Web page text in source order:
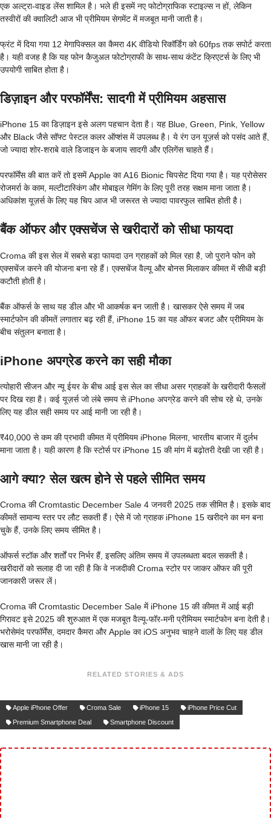
एक अल्ट्रा-वाइड लेंस शामिल है। भले ही इसमें नए फोटोग्राफिक स्टाइल्स न हों, लेकिन
तस्वीरों की क्वालिटी आज भी प्रीमियम सेगमेंट में मजबूत मानी जाती है।
फ्रंट में दिया गया 12 मेगापिक्सल का कैमरा 4K वीडियो रिकॉर्डिंग को 60fps तक सपोर्ट करता
है। यही वजह है कि यह फोन कैजुअल फोटोग्राफी के साथ-साथ कंटेंट क्रिएटर्स के लिए भी
उपयोगी साबित होता है।
डिज़ाइन और परफॉर्मेंस: सादगी में प्रीमियम अहसास
iPhone 15 का डिज़ाइन इसे अलग पहचान देता है। यह Blue, Green, Pink, Yellow
और Black जैसे सॉफ्ट पेस्टल कलर ऑप्शंस में उपलब्ध है। ये रंग उन यूज़र्स को पसंद आते हैं,
जो ज्यादा शोर-शराबे वाले डिजाइन के बजाय सादगी और एलिगेंस चाहते हैं।
परफॉर्मेंस की बात करें तो इसमें Apple का A16 Bionic चिपसेट दिया गया है। यह प्रोसेसर
रोजमर्रा के काम, मल्टीटास्किंग और मोबाइल गेमिंग के लिए पूरी तरह सक्षम माना जाता है।
अधिकांश यूज़र्स के लिए यह चिप आज भी जरूरत से ज्यादा पावरफुल साबित होती है।
बैंक ऑफर और एक्सचेंज से खरीदारों को सीधा फायदा
Croma की इस सेल में सबसे बड़ा फायदा उन ग्राहकों को मिल रहा है, जो पुराने फोन को
एक्सचेंज करने की योजना बना रहे हैं। एक्सचेंज वैल्यू और बोनस मिलाकर कीमत में सीधी बड़ी
कटौती होती है।
बैंक ऑफर्स के साथ यह डील और भी आकर्षक बन जाती है। खासकर ऐसे समय में जब
स्मार्टफोन की कीमतें लगातार बढ़ रही हैं, iPhone 15 का यह ऑफर बजट और प्रीमियम के
बीच संतुलन बनाता है।
iPhone अपग्रेड करने का सही मौका
त्योहारी सीजन और न्यू ईयर के बीच आई इस सेल का सीधा असर ग्राहकों के खरीदारी फैसलों
पर दिख रहा है। कई यूज़र्स जो लंबे समय से iPhone अपग्रेड करने की सोच रहे थे, उनके
लिए यह डील सही समय पर आई मानी जा रही है।
₹40,000 से कम की प्रभावी कीमत में प्रीमियम iPhone मिलना, भारतीय बाजार में दुर्लभ
माना जाता है। यही कारण है कि स्टोर्स पर iPhone 15 की मांग में बढ़ोतरी देखी जा रही है।
आगे क्या? सेल खत्म होने से पहले सीमित समय
Croma की Cromtastic December Sale 4 जनवरी 2025 तक सीमित है। इसके बाद
कीमतें सामान्य स्तर पर लौट सकती हैं। ऐसे में जो ग्राहक iPhone 15 खरीदने का मन बना
चुके हैं, उनके लिए समय सीमित है।
ऑफर्स स्टॉक और शर्तों पर निर्भर हैं, इसलिए अंतिम समय में उपलब्धता बदल सकती है।
खरीदारों को सलाह दी जा रही है कि वे नजदीकी Croma स्टोर पर जाकर ऑफर की पूरी
जानकारी जरूर लें।
Croma की Cromtastic December Sale में iPhone 15 की कीमत में आई बड़ी
गिरावट इसे 2025 की शुरुआत में एक मजबूत वैल्यू-फॉर-मनी प्रीमियम स्मार्टफोन बना देती है।
भरोसेमंद परफॉर्मेंस, दमदार कैमरा और Apple का iOS अनुभव चाहने वालों के लिए यह डील
खास मानी जा रही है।
RELATED STORIES & ADS
Apple iPhone Offer Croma Sale iPhone 15
iPhone Price Cut
Premium Smartphone Deal
Smartphone Discount